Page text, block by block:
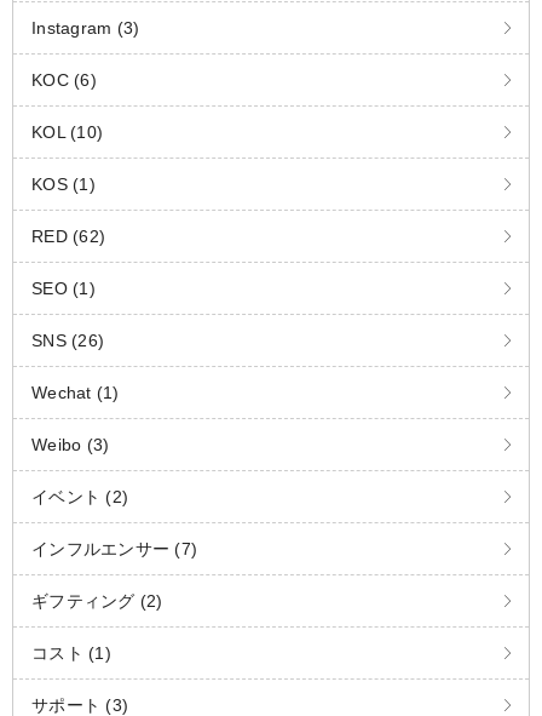
Instagram (3)
KOC (6)
KOL (10)
KOS (1)
RED (62)
SEO (1)
SNS (26)
Wechat (1)
Weibo (3)
イベント (2)
インフルエンサー (7)
ギフティング (2)
コスト (1)
サポート (3)